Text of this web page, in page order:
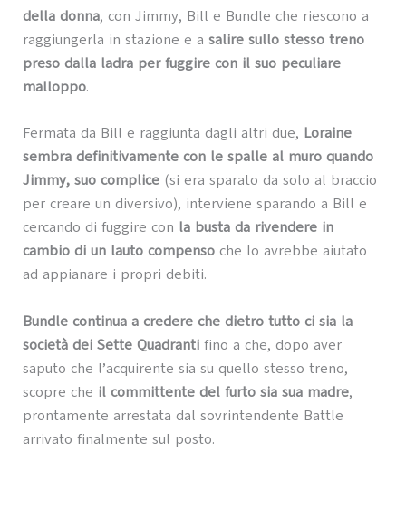
della donna, con Jimmy, Bill e Bundle che riescono a
raggiungerla in stazione e a salire sullo stesso treno
preso dalla ladra per fuggire con il suo peculiare
malloppo.
Fermata da Bill e raggiunta dagli altri due, Loraine
sembra definitivamente con le spalle al muro quando
Jimmy, suo complice(si era sparato da solo al braccio
per creare un diversivo), interviene sparando a Bill e
cercando di fuggire con la busta da rivendere in
cambio di un lauto compensoche lo avrebbe aiutato
ad appianare i propri debiti.
Bundle continua a credere che dietro tutto ci sia la
società dei Sette Quadrantifino a che, dopo aver
saputo che l’acquirente sia su quello stesso treno,
scopre che il committente del furto sia sua madre,
prontamente arrestata dal sovrintendente Battle
arrivato finalmente sul posto.